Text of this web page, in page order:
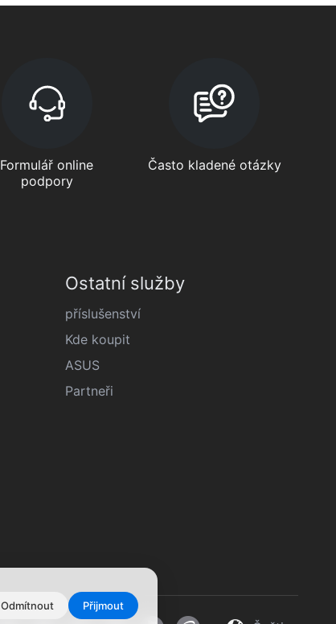
Odmítnout Přijmout
Formulář online
podpory
Často kladené otázky
Ostatní služby
příslušenství
Kde koupit
ASUS
Partneři